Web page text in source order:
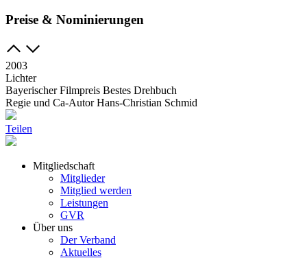
Preise & Nominierungen
2003
Lichter
Bayerischer Filmpreis Bestes Drehbuch
Regie und Ca-Autor Hans-Christian Schmid
Teilen
Mitgliedschaft
Mitglieder
Mitglied werden
Leistungen
GVR
Über uns
Der Verband
Aktuelles